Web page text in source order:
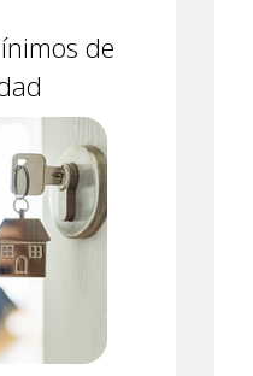
de